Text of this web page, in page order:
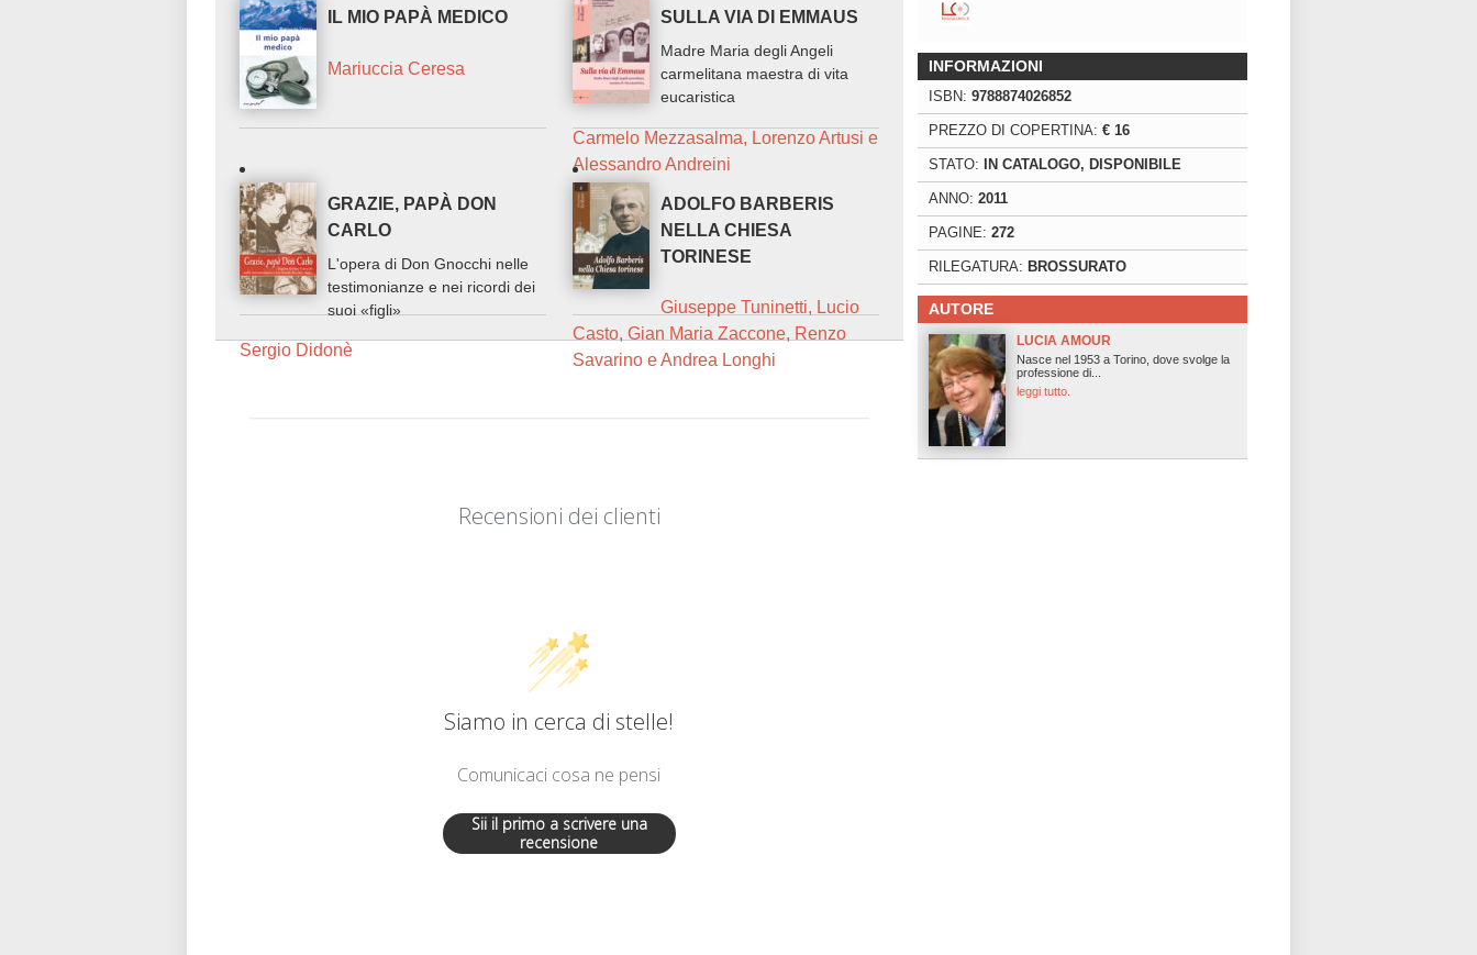
INFORMAZIONI
ISBN: 9788874026852
PREZZO DI COPERTINA: € 16
STATO: IN CATALOGO, DISPONIBILE
ANNO: 2011
PAGINE: 272
RILEGATURA: BROSSURATO
AUTORE
LUCIA AMOUR
Nasce nel 1953 a Torino, dove svolge la
professione di...
leggi tutto.
IL MIO PAPÀ MEDICO
Mariuccia Ceresa
SULLA VIA DI EMMAUS
Madre Maria degli Angeli
carmelitana maestra di vita
eucaristica
Carmelo Mezzasalma, Lorenzo Artusi e
Alessandro Andreini
GRAZIE, PAPÀ DON
CARLO
L'opera di Don Gnocchi nelle
testimonianze e nei ricordi dei
suoi «figli»
Sergio Didonè
ADOLFO BARBERIS
NELLA CHIESA
TORINESE
Giuseppe Tuninetti, Lucio
Casto, Gian Maria Zaccone, Renzo
Savarino e Andrea Longhi
Recensioni dei clienti
Siamo in cerca di stelle!
Comunicaci cosa ne pensi
Sii il primo a scrivere una
recensione